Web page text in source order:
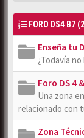
FORO DS4 B7
Enseña tu
¿Todavía
Foro DS 4
Una zona
relacionado con
Zona